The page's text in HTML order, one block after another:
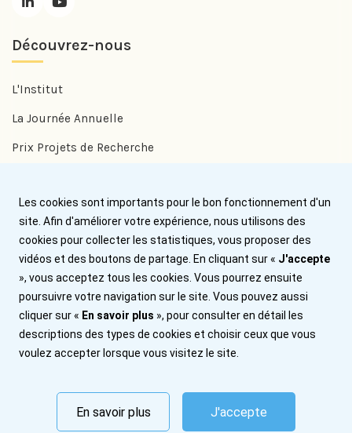
Abonnez-vous
Découvrez-nous
L'Institut
La Journée Annuelle
Prix Projets de Recherche
Prix Jean Trémolières
Aide
Nous contacter
Plan du site
Mentions légales
© 2026 Institut Benjamin Delessert. Tous droits réservés.
Les cookies sont importants pour le bon fonctionnement d'un
site. Afin d'améliorer votre expérience, nous utilisons des
cookies pour collecter les statistiques, vous proposer des
vidéos et des boutons de partage. En cliquant sur « J'accepte
», vous acceptez tous les cookies. Vous pourrez ensuite
poursuivre votre navigation sur le site. Vous pouvez aussi
cliquer sur « En savoir plus », pour consulter en détail les
descriptions des types de cookies et choisir ceux que vous
voulez accepter lorsque vous visitez le site.
En savoir plus J'accepte